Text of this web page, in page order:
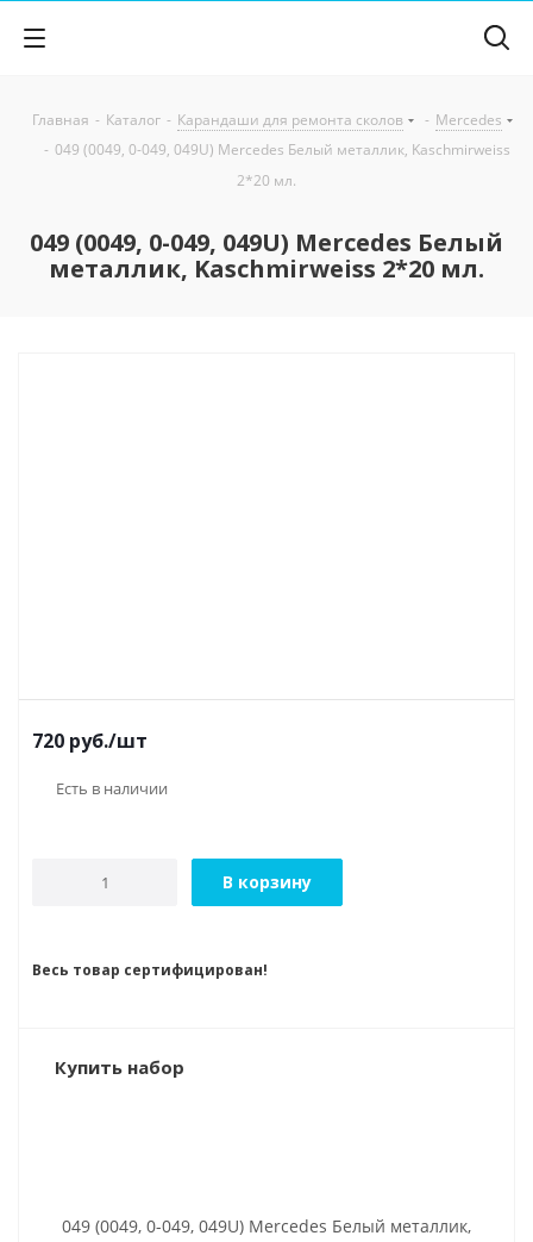
Главная - Каталог - Карандаши для ремонта сколов - Mercedes
- 049 (0049, 0-049, 049U) Mercedes Белый металлик, Kaschmirweiss
2*20 мл.
049 (0049, 0-049, 049U) Mercedes Белый
металлик, Kaschmirweiss 2*20 мл.
720 руб./шт
Есть в наличии
В корзину
Весь товар сертифицирован!
Купить набор
049 (0049, 0-049, 049U) Mercedes Белый металлик,